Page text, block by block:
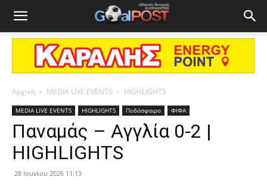
Αρχική MEDIA LIVE EVENTS HIGHLIGHTS
MEDIA LIVE EVENTS HIGHLIGHTS Ποδόσφαιρο ΦΙΦΑ
Παναμάς – Αγγλία 0-2 |
HIGHLIGHTS
28 Ιουνίου 2026 11:13